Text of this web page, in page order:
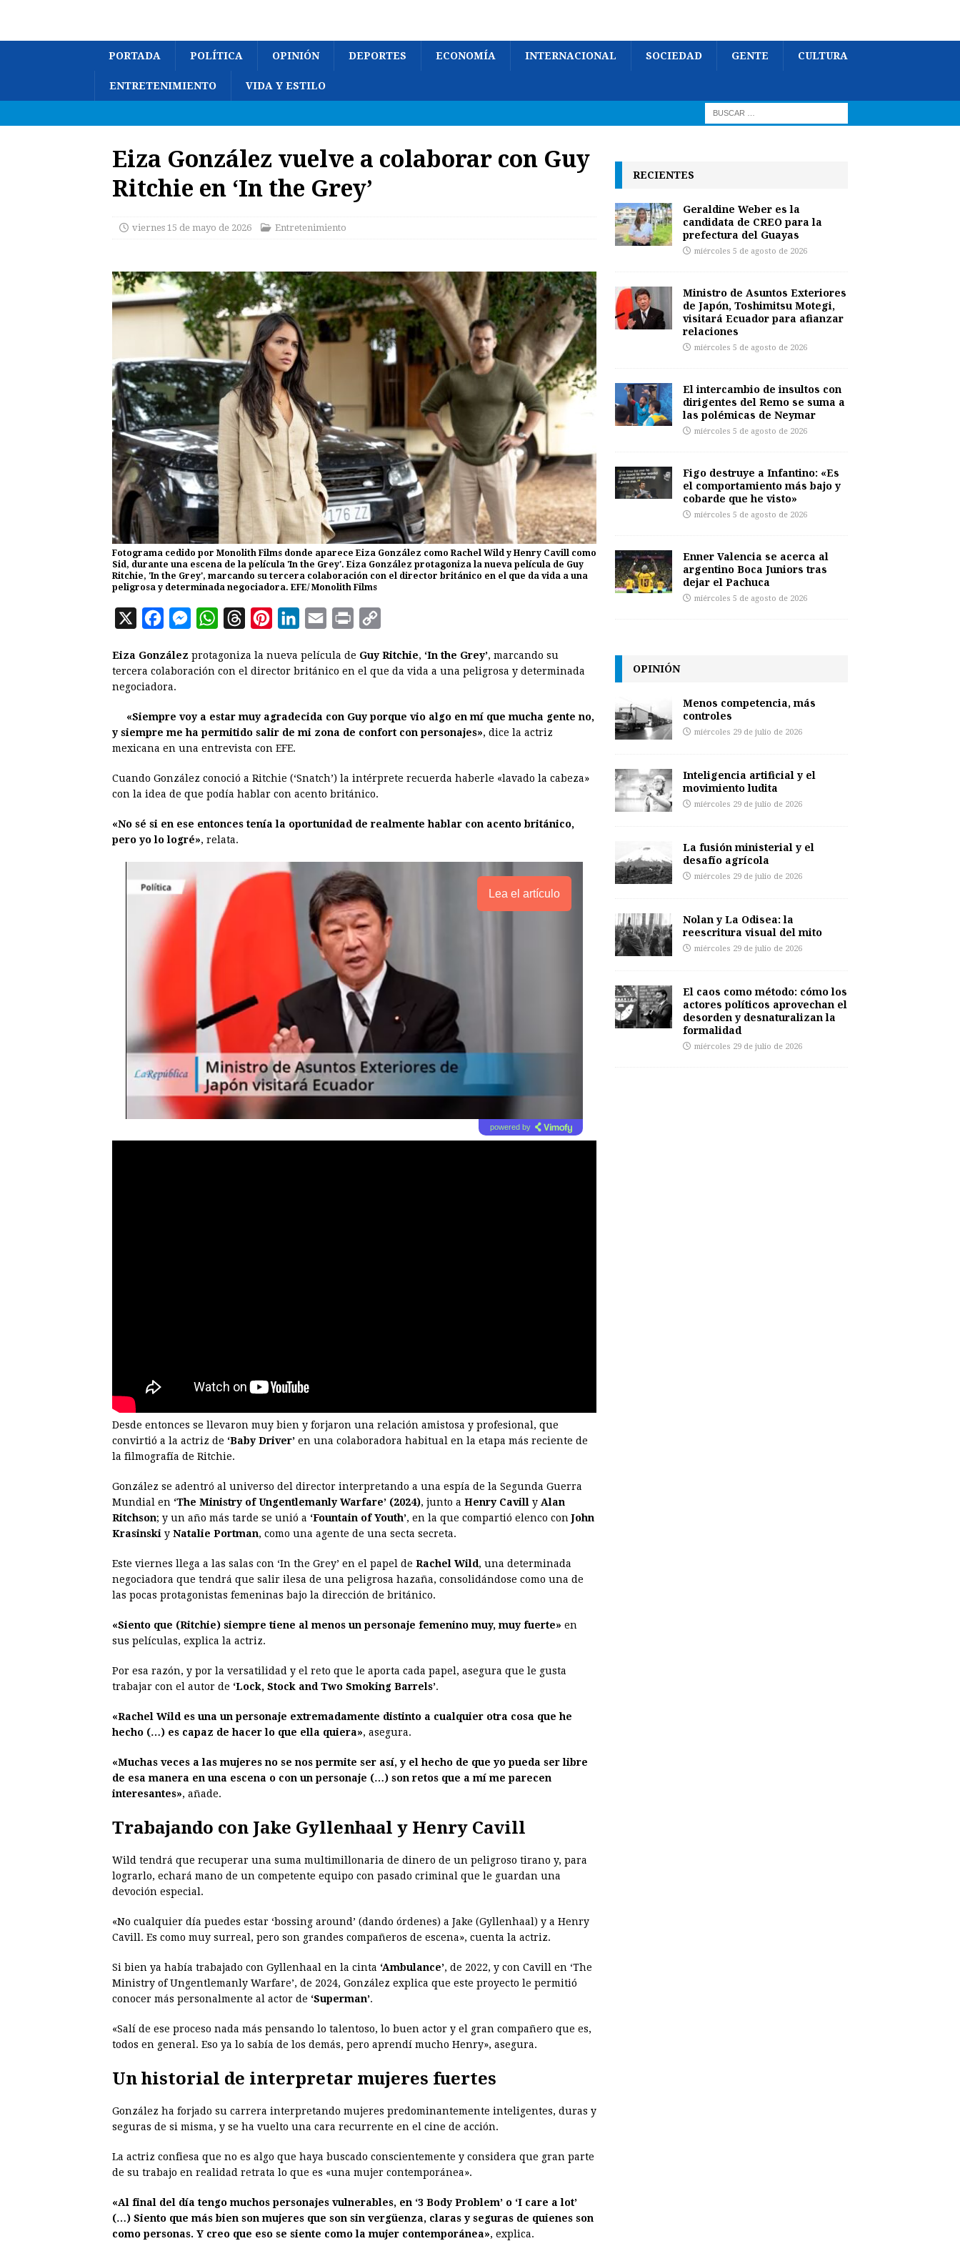
PORTADA POLÍTICA OPINIÓN DEPORTES ECONOMÍA INTERNACIONAL SOCIEDAD GENTE CULTURA
ENTRETENIMIENTO VIDA Y ESTILO
Eiza González vuelve a colaborar con Guy
Ritchie en ‘In the Grey’
viernes 15 de mayo de 2026 Entretenimiento
Fotograma cedido por Monolith Films donde aparece Eiza González como Rachel Wild y Henry Cavill como
Sid, durante una escena de la película 'In the Grey'. Eiza González protagoniza la nueva película de Guy
Ritchie, 'In the Grey', marcando su tercera colaboración con el director británico en el que da vida a una
peligrosa y determinada negociadora. EFE/ Monolith Films
X
c
e
o
o
M
s
n
g
r
W
a
A
p
r
d
s
n
r
e
t
n
d
a
i
p
i
Eiza González protagoniza la nueva película de Guy Ritchie, ‘In the Grey’, marcando su
tercera colaboración con el director británico en el que da vida a una peligrosa y determinada
negociadora.
«Siempre voy a estar muy agradecida con Guy porque vio algo en mí que mucha gente no,
y siempre me ha permitido salir de mi zona de confort con personajes», dice la actriz
mexicana en una entrevista con EFE.
Cuando González conoció a Ritchie (‘Snatch’) la intérprete recuerda haberle «lavado la cabeza»
con la idea de que podía hablar con acento británico.
«No sé si en ese entonces tenía la oportunidad de realmente hablar con acento británico,
pero yo lo logré», relata.
Lea el artículo
powered by
Desde entonces se llevaron muy bien y forjaron una relación amistosa y profesional, que
convirtió a la actriz de ‘Baby Driver’ en una colaboradora habitual en la etapa más reciente de
la filmografía de Ritchie.
González se adentró al universo del director interpretando a una espía de la Segunda Guerra
Mundial en ‘The Ministry of Ungentlemanly Warfare’ (2024), junto a Henry Cavill y Alan
Ritchson; y un año más tarde se unió a ‘Fountain of Youth’, en la que compartió elenco conJohn
Krasinski y Natalie Portman, como una agente de una secta secreta.
Este viernes llega a las salas con ‘In the Grey’ en el papel de Rachel Wild, una determinada
negociadora que tendrá que salir ilesa de una peligrosa hazaña, consolidándose como una de
las pocas protagonistas femeninas bajo la dirección de británico.
«Siento que (Ritchie) siempre tiene al menos un personaje femenino muy, muy fuerte» en
sus películas, explica la actriz.
Por esa razón, y por la versatilidad y el reto que le aporta cada papel, asegura que le gusta
trabajar con el autor de ‘Lock, Stock and Two Smoking Barrels’.
«Rachel Wild es una un personaje extremadamente distinto a cualquier otra cosa que he
hecho (…) es capaz de hacer lo que ella quiera», asegura.
«Muchas veces a las mujeres no se nos permite ser así, y el hecho de que yo pueda ser libre
de esa manera en una escena o con un personaje (…) son retos que a mí me parecen
interesantes», añade.
Trabajando con Jake Gyllenhaal y Henry Cavill
Wild tendrá que recuperar una suma multimillonaria de dinero de un peligroso tirano y, para
lograrlo, echará mano de un competente equipo con pasado criminal que le guardan una
devoción especial.
«No cualquier día puedes estar ‘bossing around’ (dando órdenes) a Jake (Gyllenhaal) y a Henry
Cavill. Es como muy surreal, pero son grandes compañeros de escena», cuenta la actriz.
Si bien ya había trabajado con Gyllenhaal en la cinta ‘Ambulance’, de 2022, y con Cavill en ‘The
Ministry of Ungentlemanly Warfare’, de 2024, González explica que este proyecto le permitió
conocer más personalmente al actor de ‘Superman’.
«Salí de ese proceso nada más pensando lo talentoso, lo buen actor y el gran compañero que es,
todos en general. Eso ya lo sabía de los demás, pero aprendí mucho Henry», asegura.
Un historial de interpretar mujeres fuertes
González ha forjado su carrera interpretando mujeres predominantemente inteligentes, duras y
seguras de si misma, y se ha vuelto una cara recurrente en el cine de acción.
La actriz confiesa que no es algo que haya buscado conscientemente y considera que gran parte
de su trabajo en realidad retrata lo que es «una mujer contemporánea».
«Al final del día tengo muchos personajes vulnerables, en ‘3 Body Problem’ o ‘I care a lot’
(…) Siento que más bien son mujeres que son sin vergüenza, claras y seguras de quienes son
como personas. Y creo que eso se siente como la mujer contemporánea», explica.
RECIENTES
Geraldine Weber es la
candidata de CREO para la
prefectura del Guayas
miércoles 5 de agosto de 2026
Ministro de Asuntos Exteriores
de Japón, Toshimitsu Motegi,
visitará Ecuador para afianzar
relaciones
miércoles 5 de agosto de 2026
El intercambio de insultos con
dirigentes del Remo se suma a
las polémicas de Neymar
miércoles 5 de agosto de 2026
Figo destruye a Infantino: «Es
el comportamiento más bajo y
cobarde que he visto»
miércoles 5 de agosto de 2026
Enner Valencia se acerca al
argentino Boca Juniors tras
dejar el Pachuca
miércoles 5 de agosto de 2026
OPINIÓN
Menos competencia, más
controles
miércoles 29 de julio de 2026
Inteligencia artificial y el
movimiento ludita
miércoles 29 de julio de 2026
La fusión ministerial y el
desafío agrícola
miércoles 29 de julio de 2026
Nolan y La Odisea: la
reescritura visual del mito
miércoles 29 de julio de 2026
El caos como método: cómo los
actores políticos aprovechan el
desorden y desnaturalizan la
formalidad
miércoles 29 de julio de 2026